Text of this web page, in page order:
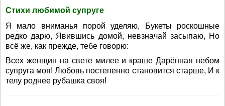
Стихи любимой супруге
Я мало вниманья порой уделяю, Букеты роскошные
редко дарю, Явившись домой, невзначай засыпаю, Но
всё же, как прежде, тебе говорю:
Всех женщин на свете милее и краше Дарённая небом
супруга моя! Любовь постепенно становится старше, И к
телу роднее рубашка своя!